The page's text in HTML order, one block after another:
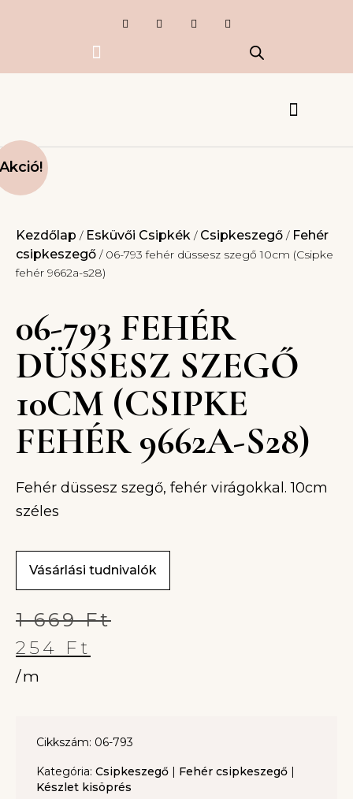
Kezdőlap / Esküvői Csipkék / Csipkeszegő / Fehér
csipkeszegő / 06-793 fehér düssesz szegő 10cm (Csipke
fehér 9662a-s28)
06-793 FEHÉR
DÜSSESZ SZEGŐ
10CM (CSIPKE
FEHÉR 9662A-S28)
Fehér düssesz szegő, fehér virágokkal. 10cm
széles
Vásárlási tudnivalók
1 669Ft
254 Ft
/m
Cikkszám: 06-793
Kategória: Csipkeszegő | Fehér csipkeszegő |
Készlet kisöprés